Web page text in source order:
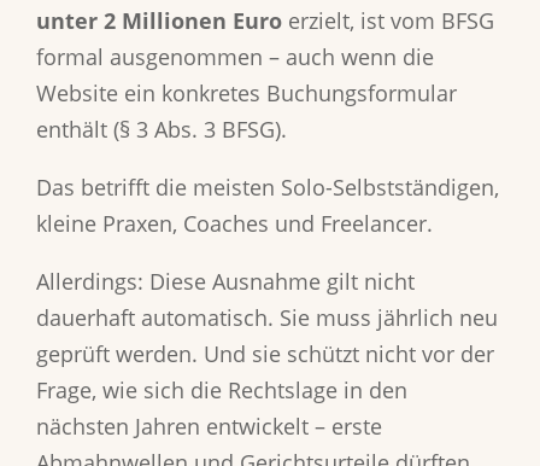
unter 2 Millionen Euro erzielt, ist vom BFSG
formal ausgenommen – auch wenn die
Website ein konkretes Buchungsformular
enthält (§ 3 Abs. 3 BFSG).
Das betrifft die meisten Solo-Selbstständigen,
kleine Praxen, Coaches und Freelancer.
Allerdings: Diese Ausnahme gilt nicht
dauerhaft automatisch. Sie muss jährlich neu
geprüft werden. Und sie schützt nicht vor der
Frage, wie sich die Rechtslage in den
nächsten Jahren entwickelt – erste